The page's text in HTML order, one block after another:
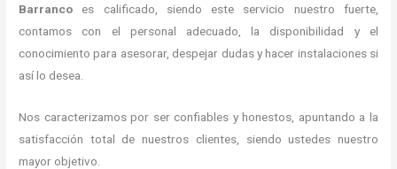
Barranco es calificado, siendo este servicio nuestro fuerte,
contamos con el personal adecuado, la disponibilidad y el
conocimiento para asesorar, despejar dudas y hacer instalaciones si
así lo desea.
Nos caracterizamos por ser confiables y honestos, apuntando a la
satisfacción total de nuestros clientes, siendo ustedes nuestro
mayor objetivo.